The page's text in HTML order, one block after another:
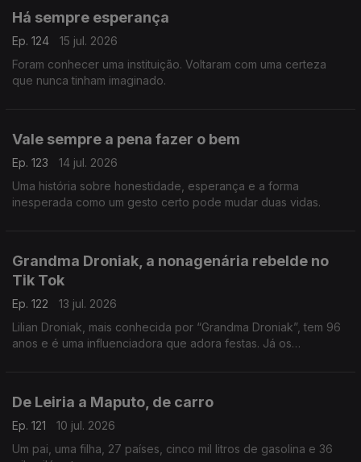
Há sempre esperança
Ep. 124
15 jul. 2026
Foram conhecer uma instituição. Voltaram com uma certeza
que nunca tinham imaginado.
Vale sempre a pena fazer o bem
Ep. 123
14 jul. 2026
Uma história sobre honestidade, esperança e a forma
inesperada como um gesto certo pode mudar duas vidas.
Grandma Droniak, a nonagenária rebelde no
Tik Tok
Ep. 122
13 jul. 2026
Lilian Droniak, mais conhecida por “Grandma Droniak”, tem 96
anos e é uma influenciadora que adora festas. Já os
De Leiria a Maputo, de carro
Ep. 121
10 jul. 2026
Um pai, uma filha, 27 países, cinco mil litros de gasolina e 36